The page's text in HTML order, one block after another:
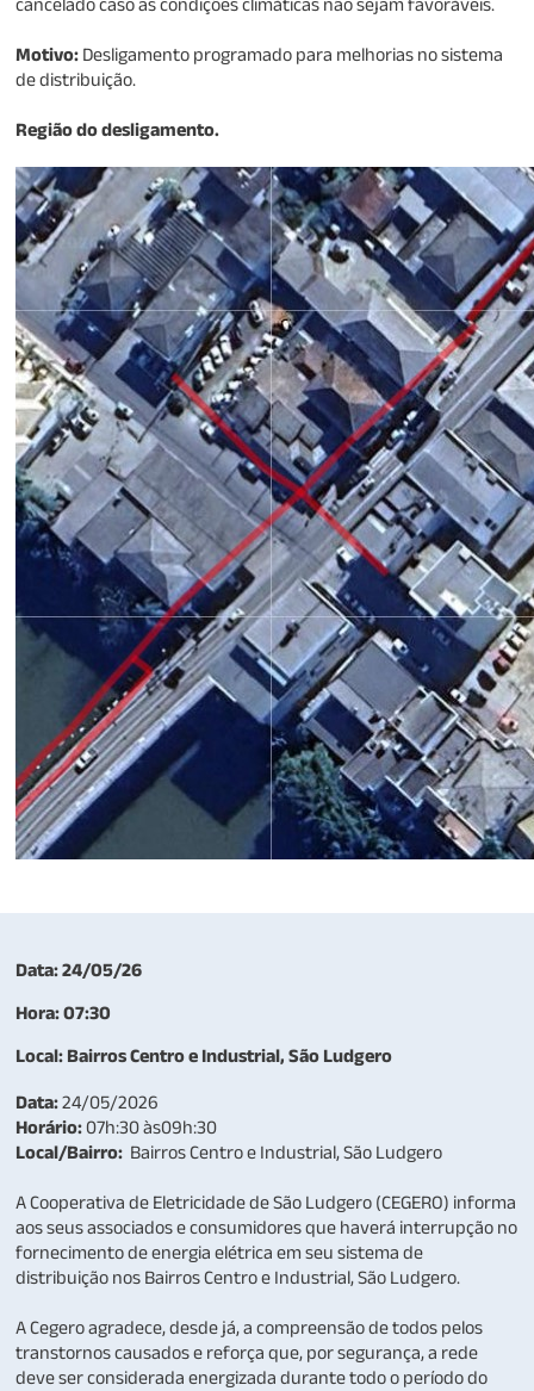
cancelado caso as condições climáticas não sejam favoráveis.
Motivo: Desligamento programado para melhorias no sistema
de distribuição.
Região do desligamento.
Data: 24/05/26
Hora: 07:30
Local: Bairros Centro e Industrial, São Ludgero
Data:24/05/2026
Horário:07h:30 às09h:30
Local/Bairro: Bairros Centro e Industrial, São Ludgero
A Cooperativa de Eletricidade de São Ludgero (CEGERO) informa
aos seus associados e consumidores que haverá interrupção no
fornecimento de energia elétrica em seu sistema de
distribuição nos Bairros Centro e Industrial, São Ludgero.
A Cegero agradece, desde já, a compreensão de todos pelos
transtornos causados e reforça que, por segurança, a rede
deve ser considerada energizada durante todo o período do